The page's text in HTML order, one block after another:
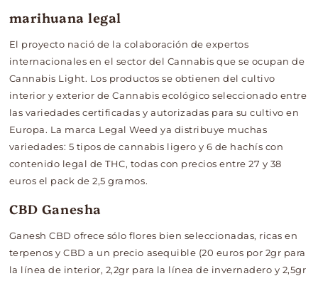
marihuana legal
El proyecto nació de la colaboración de expertos
internacionales en el sector del Cannabis que se ocupan de
Cannabis Light. Los productos se obtienen del cultivo
interior y exterior de Cannabis ecológico seleccionado entre
las variedades certificadas y autorizadas para su cultivo en
Europa. La marca Legal Weed ya distribuye muchas
variedades: 5 tipos de cannabis ligero y 6 de hachís con
contenido legal de THC, todas con precios entre 27 y 38
euros el pack de 2,5 gramos.
CBD Ganesha
Ganesh CBD ofrece sólo flores bien seleccionadas, ricas en
terpenos y CBD a un precio asequible (20 euros por 2gr para
la línea de interior, 2,2gr para la línea de invernadero y 2,5gr